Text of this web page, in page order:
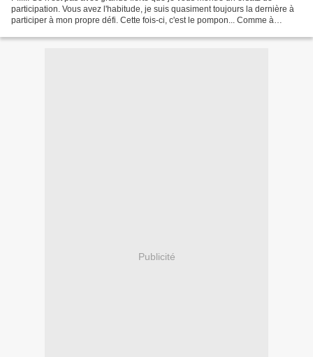
participation. Vous avez l'habitude, je suis quasiment toujours la dernière à
participer à mon propre défi. Cette fois-ci, c'est le pompon... Comme à
Publicité